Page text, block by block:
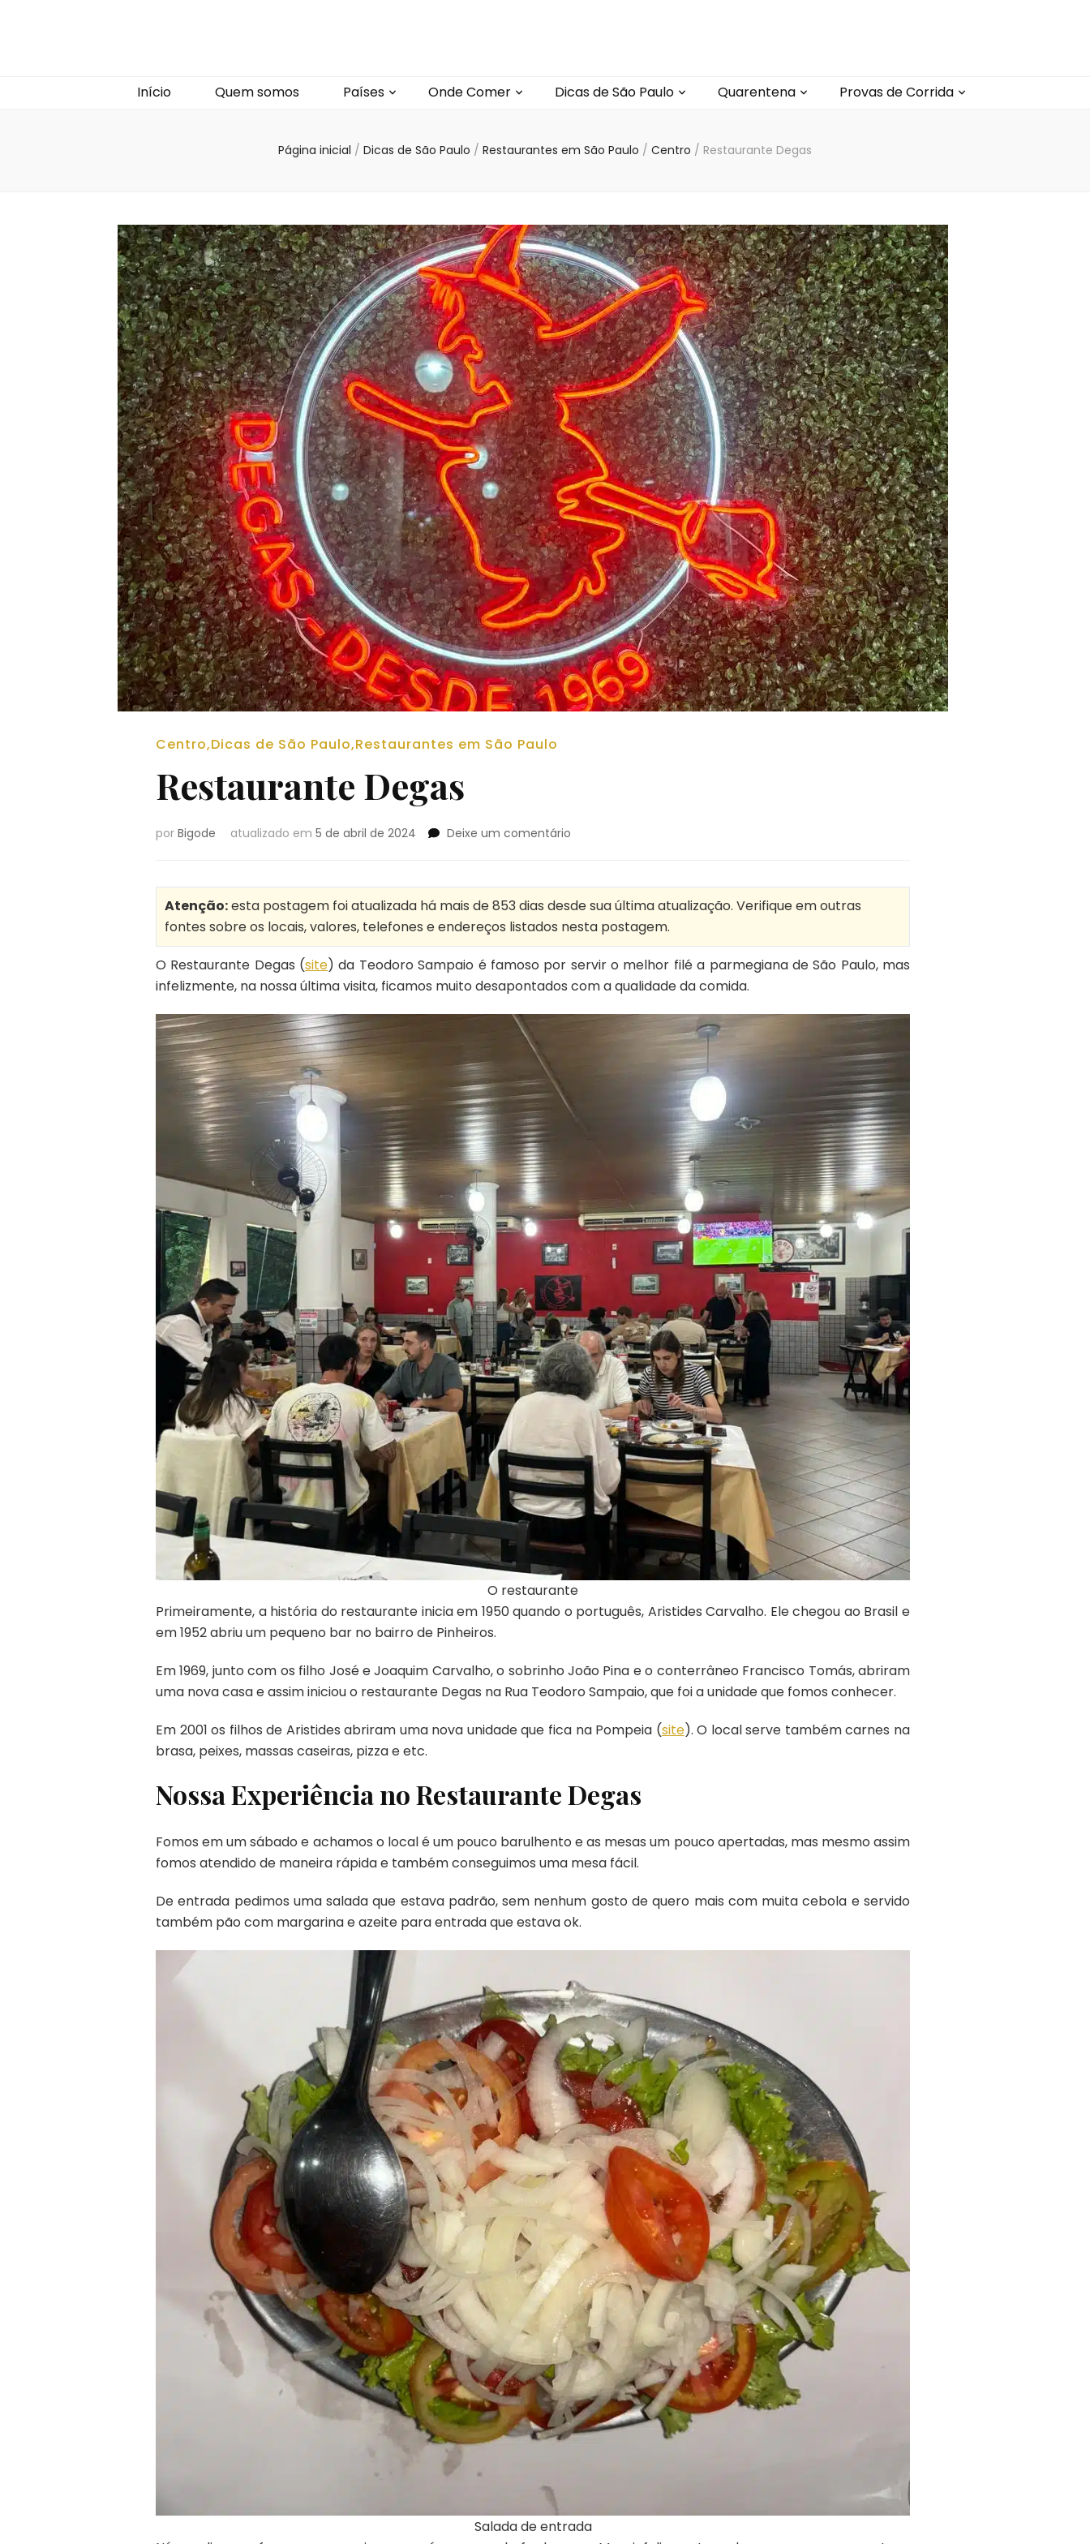
Início Quem somos Países Onde Comer Dicas de São Paulo Quarentena Provas de Corrida
Página inicial / Dicas de São Paulo / Restaurantes em São Paulo / Centro / Restaurante Degas
Centro,Dicas de São Paulo,Restaurantes em São Paulo
Restaurante Degas
por Bigode atualizado em 5 de abril de 2024 Deixe um comentário
Atenção:esta postagem foi atualizada há mais de 853 dias desde sua última atualização. Verifique em outras
fontes sobre os locais, valores, telefones e endereços listados nesta postagem.
O Restaurante Degas (site) da Teodoro Sampaio é famoso por servir o melhor filé a parmegiana de São Paulo, mas
infelizmente, na nossa última visita, ficamos muito desapontados com a qualidade da comida.
O restaurante
Primeiramente, a história do restaurante inicia em 1950 quando o português, Aristides Carvalho. Ele chegou ao Brasil e
em 1952 abriu um pequeno bar no bairro de Pinheiros.
Em 1969, junto com os filho José e Joaquim Carvalho, o sobrinho João Pina e o conterrâneo Francisco Tomás, abriram
uma nova casa e assim iniciou o restaurante Degas na Rua Teodoro Sampaio, que foi a unidade que fomos conhecer.
Em 2001 os filhos de Aristides abriram uma nova unidade que fica na Pompeia (site). O local serve também carnes na
brasa, peixes, massas caseiras, pizza e etc.
Nossa Experiência no Restaurante Degas
Fomos em um sábado e achamos o local é um pouco barulhento e as mesas um pouco apertadas, mas mesmo assim
fomos atendido de maneira rápida e também conseguimos uma mesa fácil.
De entrada pedimos uma salada que estava padrão, sem nenhum gosto de quero mais com muita cebola e servido
também pão com margarina e azeite para entrada que estava ok.
Salada de entrada